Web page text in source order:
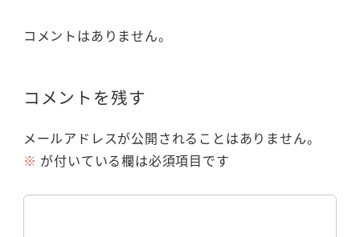
コメントはありません。
コメントを残す
メールアドレスが公開されることはありません。
※ が付いている欄は必須項目です